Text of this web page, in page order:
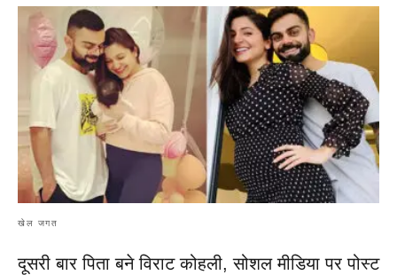
खेल जगत
दूसरी बार‌ पिता बने विराट कोहली, सोशल मीडिया पर पोस्ट